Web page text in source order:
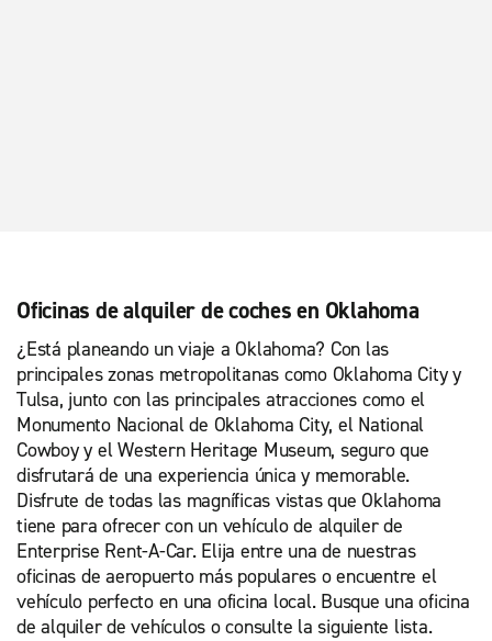
Oficinas de alquiler de coches en Oklahoma
¿Está planeando un viaje a Oklahoma? Con las
principales zonas metropolitanas como Oklahoma City y
Tulsa, junto con las principales atracciones como el
Monumento Nacional de Oklahoma City, el National
Cowboy y el Western Heritage Museum, seguro que
disfrutará de una experiencia única y memorable.
Disfrute de todas las magníficas vistas que Oklahoma
tiene para ofrecer con un vehículo de alquiler de
Enterprise Rent-A-Car. Elija entre una de nuestras
oficinas de aeropuerto más populares o encuentre el
vehículo perfecto en una oficina local. Busque una oficina
de alquiler de vehículos o consulte la siguiente lista.